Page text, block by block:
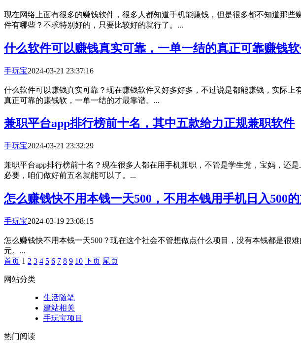
现在网络上面有很多的赚钱软件，很多人都知道手机能赚钱，但是很多都不知道那
件有哪些？不求特别好的，只要比较好的就行了。...
什么软件可以赚钱真实可靠，一单一结的真正可靠赚钱
手玩宝2024-03-21 23:37:16
什么软件可以赚钱真实可靠？现在赚钱软件又好多好多，不过说是都能赚钱，实际
真正可靠的赚钱软，一单一结的才最靠谱。...
兼职平台app排行榜前十名，其中五款给力正规兼职软件
手玩宝2024-03-21 23:32:29
兼职平台app排行榜前十名？现在很多人都在用手机兼职，不管是学生党，宝妈，还
必要，咱们做好前五名就能可以了。...
怎么赚钱快不用本钱一天500，不用本钱用手机日入500
手玩宝2024-03-19 23:08:15
怎么赚钱快不用本钱一天500？现在这个社会不管想做点什么项目，没有本钱都是很
元。...
首页 1 2 3 4 5 6 7 8 9 10 下页 尾页
网站分类
生活随笔
建站相关
手玩宝项目
热门阅读